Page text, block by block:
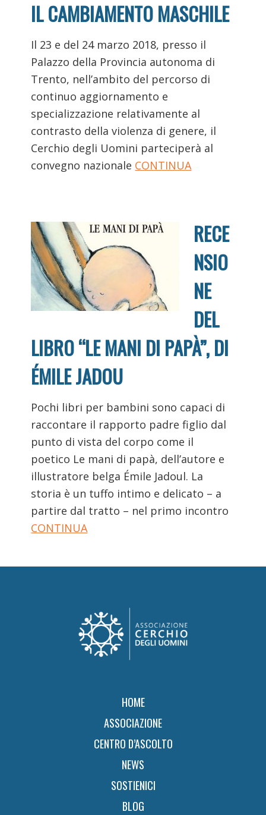
IL CAMBIAMENTO MASCHILE
Il 23 e del 24 marzo 2018, presso il
Palazzo della Provincia autonoma di
Trento, nell’ambito del percorso di
continuo aggiornamento e
specializzazione relativamente al
contrasto della violenza di genere, il
Cerchio degli Uomini parteciperà al
convegno nazionale CONTINUA
RECE
NSIO
NE
DEL
LIBRO “LE MANI DI PAPÀ”, DI
ÉMILE JADOU
Pochi libri per bambini sono capaci di
raccontare il rapporto padre figlio dal
punto di vista del corpo come il
poetico Le mani di papà, dell’autore e
illustratore belga Émile Jadoul. La
storia è un tuffo intimo e delicato – a
partire dal tratto – nel primo incontro
CONTINUA
HOME
ASSOCIAZIONE
CENTRO D’ASCOLTO
NEWS
SOSTIENICI
BLOG